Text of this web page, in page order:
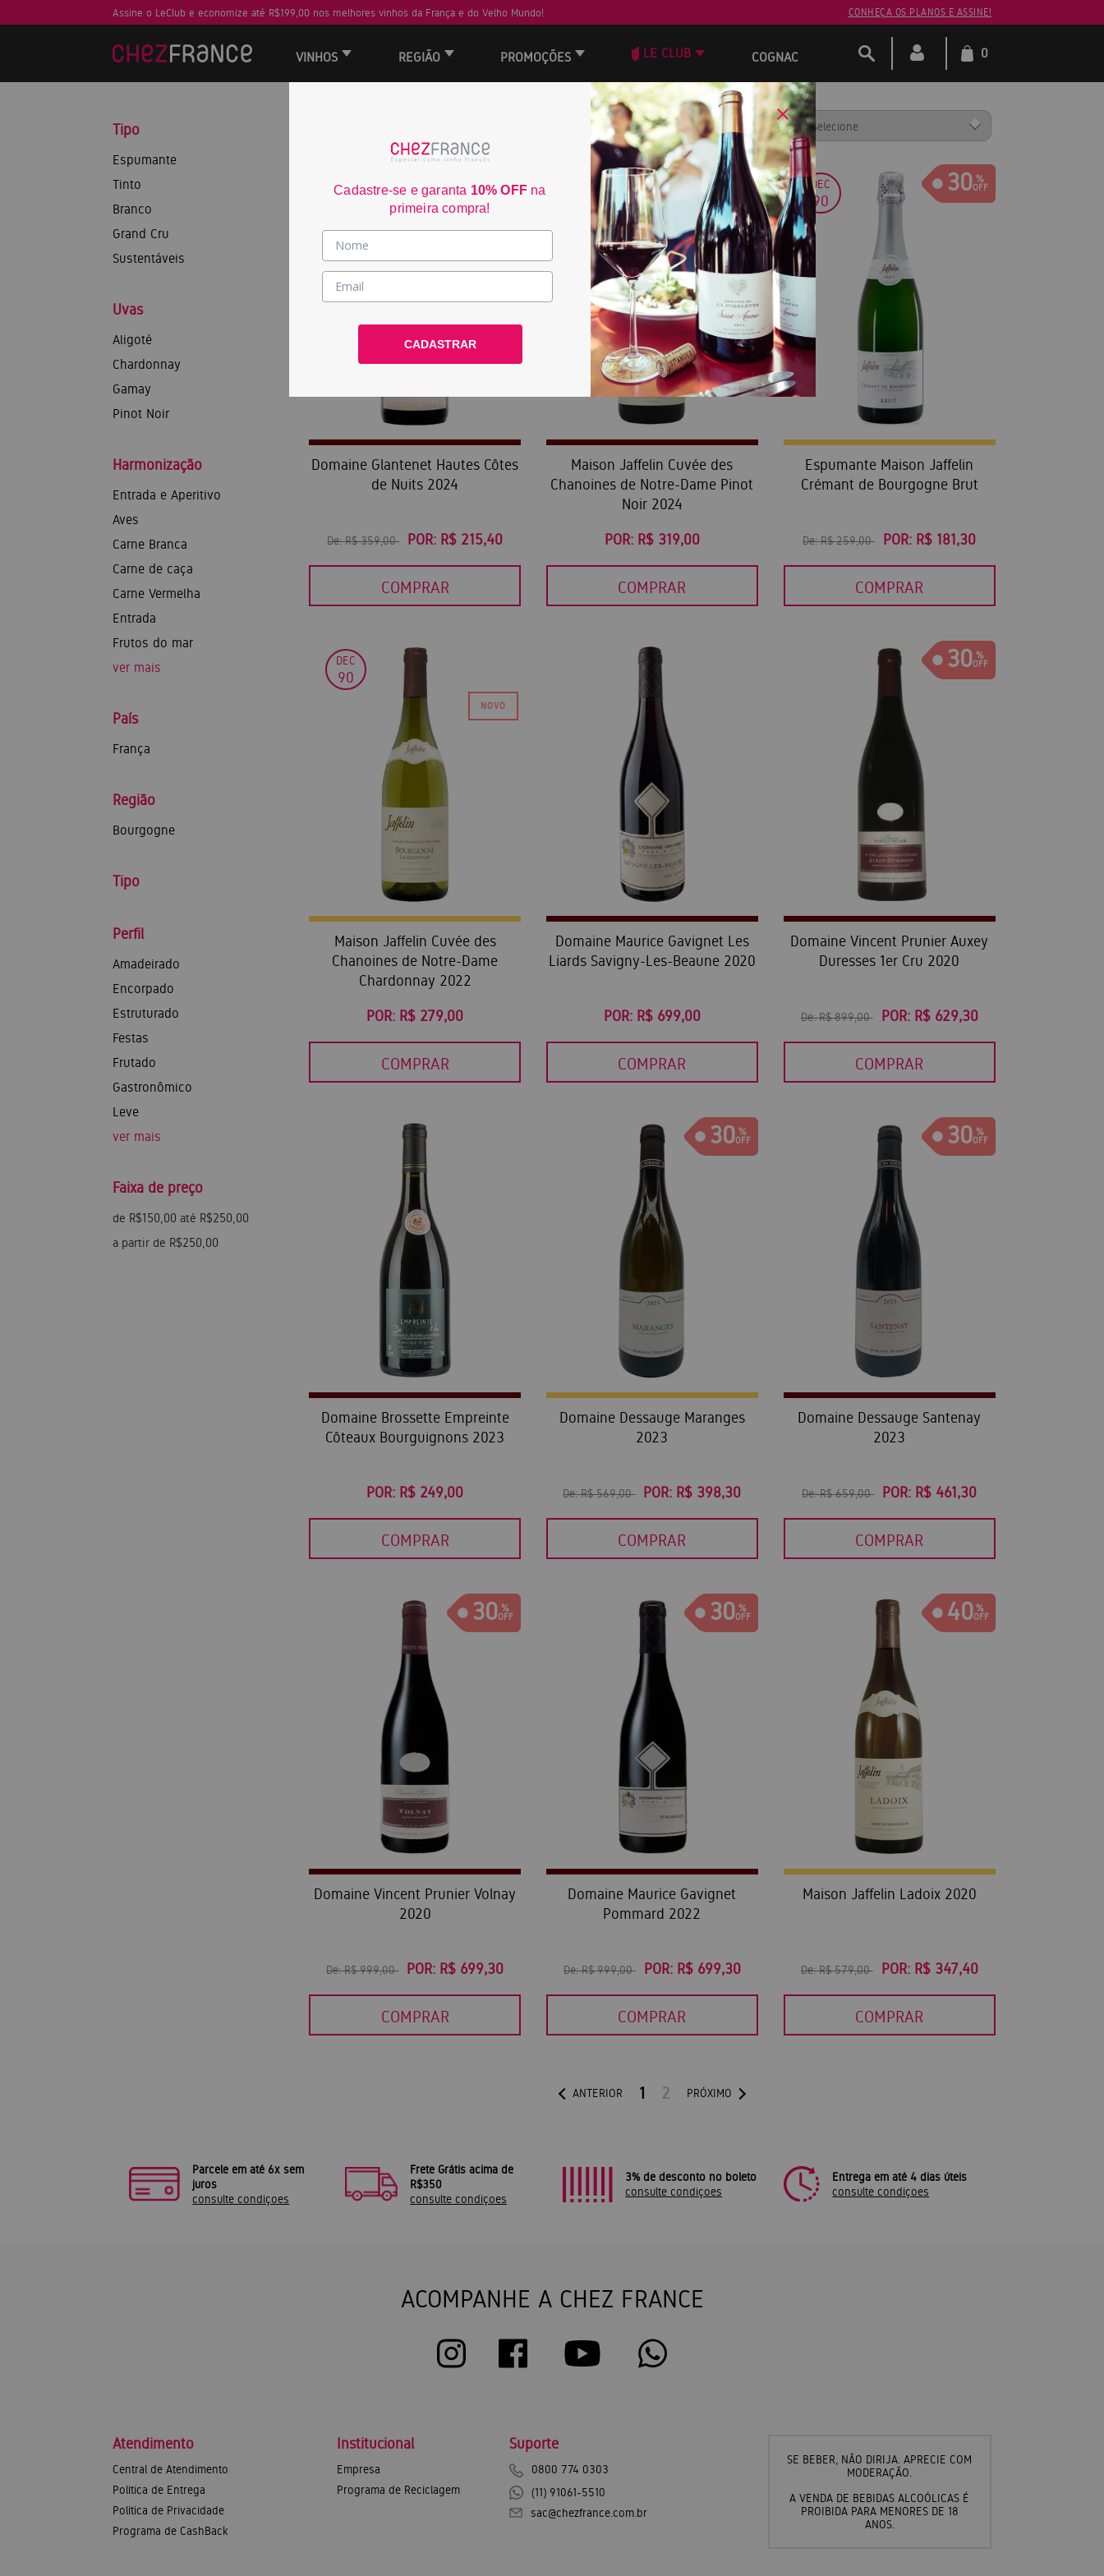
Assine o LeClub e economize até R$199,00 nos melhores vinhos da França e do Velho Mundo! CONHEÇA OS PLANOS E ASSINE!
VINHOS REGIÃO PROMOÇÕES LE CLUB COGNAC 0
Tipo
Espumante
Tinto
Branco
Grand Cru
Sustentáveis
Uvas
Aligoté
Chardonnay
Gamay
Pinot Noir
Harmonização
Entrada e Aperitivo
Aves
Carne Branca
Carne de caça
Carne Vermelha
Entrada
Frutos do mar
ver mais
País
França
Região
Bourgogne
Tipo
Perfil
Amadeirado
Encorpado
Estruturado
Festas
Frutado
Gastronômico
Leve
ver mais
Faixa de preço
de R$150,00 até R$250,00
a partir de R$250,00
ORDENAR POR:
40
Domaine Glantenet Hautes Côtes
de Nuits 2024
De:R$ 359,00 POR: R$ 215,40
COMPRAR
Maison Jaffelin Cuvée des
Chanoines de Notre-Dame Pinot
Noir 2024
POR: R$ 319,00
COMPRAR
30
DEC
90
Espumante Maison Jaffelin
Crémant de Bourgogne Brut
De:R$ 259,00 POR: R$ 181,30
COMPRAR
DEC
90
Maison Jaffelin Cuvée des
Chanoines de Notre-Dame
Chardonnay 2022
POR: R$ 279,00
COMPRAR
Domaine Maurice Gavignet Les
Liards Savigny-Les-Beaune 2020
POR: R$ 699,00
COMPRAR
30
Domaine Vincent Prunier Auxey
Duresses 1er Cru 2020
De:R$ 899,00 POR: R$ 629,30
COMPRAR
Domaine Brossette Empreinte
Côteaux Bourguignons 2023
POR: R$ 249,00
COMPRAR
30
Domaine Dessauge Maranges
2023
De:R$ 569,00 POR: R$ 398,30
COMPRAR
30
Domaine Dessauge Santenay
2023
De:R$ 659,00 POR: R$ 461,30
COMPRAR
30
Domaine Vincent Prunier Volnay
2020
De:R$ 999,00 POR: R$ 699,30
COMPRAR
30
Domaine Maurice Gavignet
Pommard 2022
De:R$ 999,00 POR: R$ 699,30
COMPRAR
40
Maison Jaffelin Ladoix 2020
De:R$ 579,00 POR: R$ 347,40
COMPRAR
ANTERIOR 1 2 PRÓXIMO
Parcele em até 6x sem
juros
consulte condiçoes
Frete Grátis acima de
R$350
consulte condiçoes
3% de desconto no boleto
consulte condiçoes
Entrega em até 4 dias úteis
consulte condiçoes
ACOMPANHE A CHEZ FRANCE
Atendimento
Central de Atendimento
Política de Entrega
Política de Privacidade
Programa de CashBack
Institucional
Empresa
Programa de Reciclagem
Suporte
0800 774 0303
(11) 91061-5510
sac@chezfrance.com.br
SE BEBER, NÃO DIRIJA. APRECIE COM
MODERAÇÃO.
A VENDA DE BEBIDAS ALCOÓLICAS É
PROIBIDA PARA MENORES DE 18
ANOS.
Cadastre-se e garanta 10% OFF na
primeira compra!
CADASTRAR